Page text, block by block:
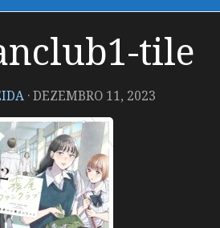
tile
·DEZEMBRO 11, 2023